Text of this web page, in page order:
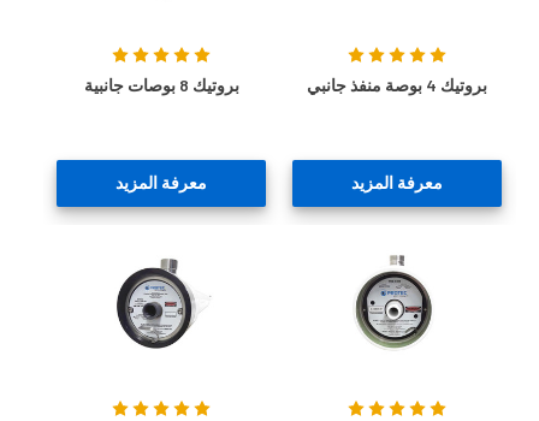
بروتيك 4 بوصة منفذ جانبي
معرفة المزيد
بروتيك 8 بوصات جانبية
معرفة المزيد